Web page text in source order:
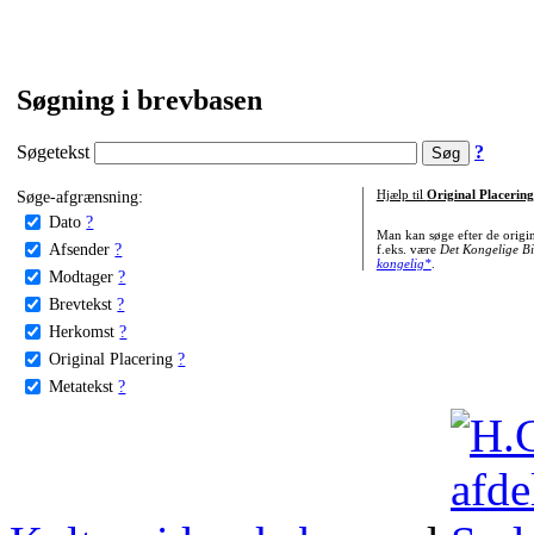
Søgning i brevbasen
Søgetekst ?
Søge-afgrænsning:
Dato ?
Afsender ?
Modtager ?
Brevtekst ?
Herkomst ?
Original Placering ?
Metatekst ?
Hjælp til Original Placering
Man kan søge efter de
f.eks. være Det Kongelige
kongelig*.